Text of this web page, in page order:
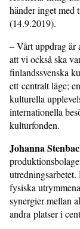
händer inget med
(14.9.2019).
– Vårt uppdrag är
att vi också ska
finlandssvenska
ett centralt läge;
kulturella
internationella
kulturfonden.
Johanna
fysiska
synergier mellan
andra platser i